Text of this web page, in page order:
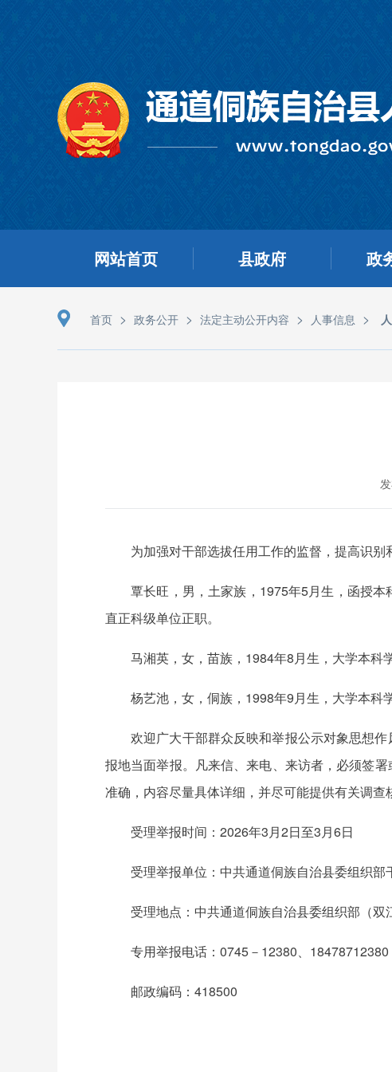
网站首页 县政府 政
首页 > 政务公开 > 法定主动公开内容 > 人事信息 >
为加强对干部选拔任用工作的监督，提高识
覃长旺，男，土家族，1975年5月生，函授
直正科级单位正职。
马湘英，女，苗族，1984年8月生，大学本科
杨艺池，女，侗族，1998年9月生，大学本科
欢迎广大干部群众反映和举报公示对象思想
报地当面举报。凡来信、来电、来访者，必须签
准确，内容尽量具体详细，并尽可能提供有关调
受理举报时间：2026年3月2日至3月6日
受理举报单位：中共通道侗族自治县委组织部
受理地点：中共通道侗族自治县委组织部（双
专用举报电话：0745－12380、18478712380
邮政编码：418500